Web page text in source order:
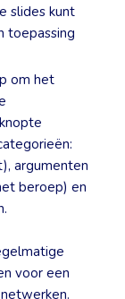
slides kunt
toepassing
om het
argumenten
beroep) en
voor een